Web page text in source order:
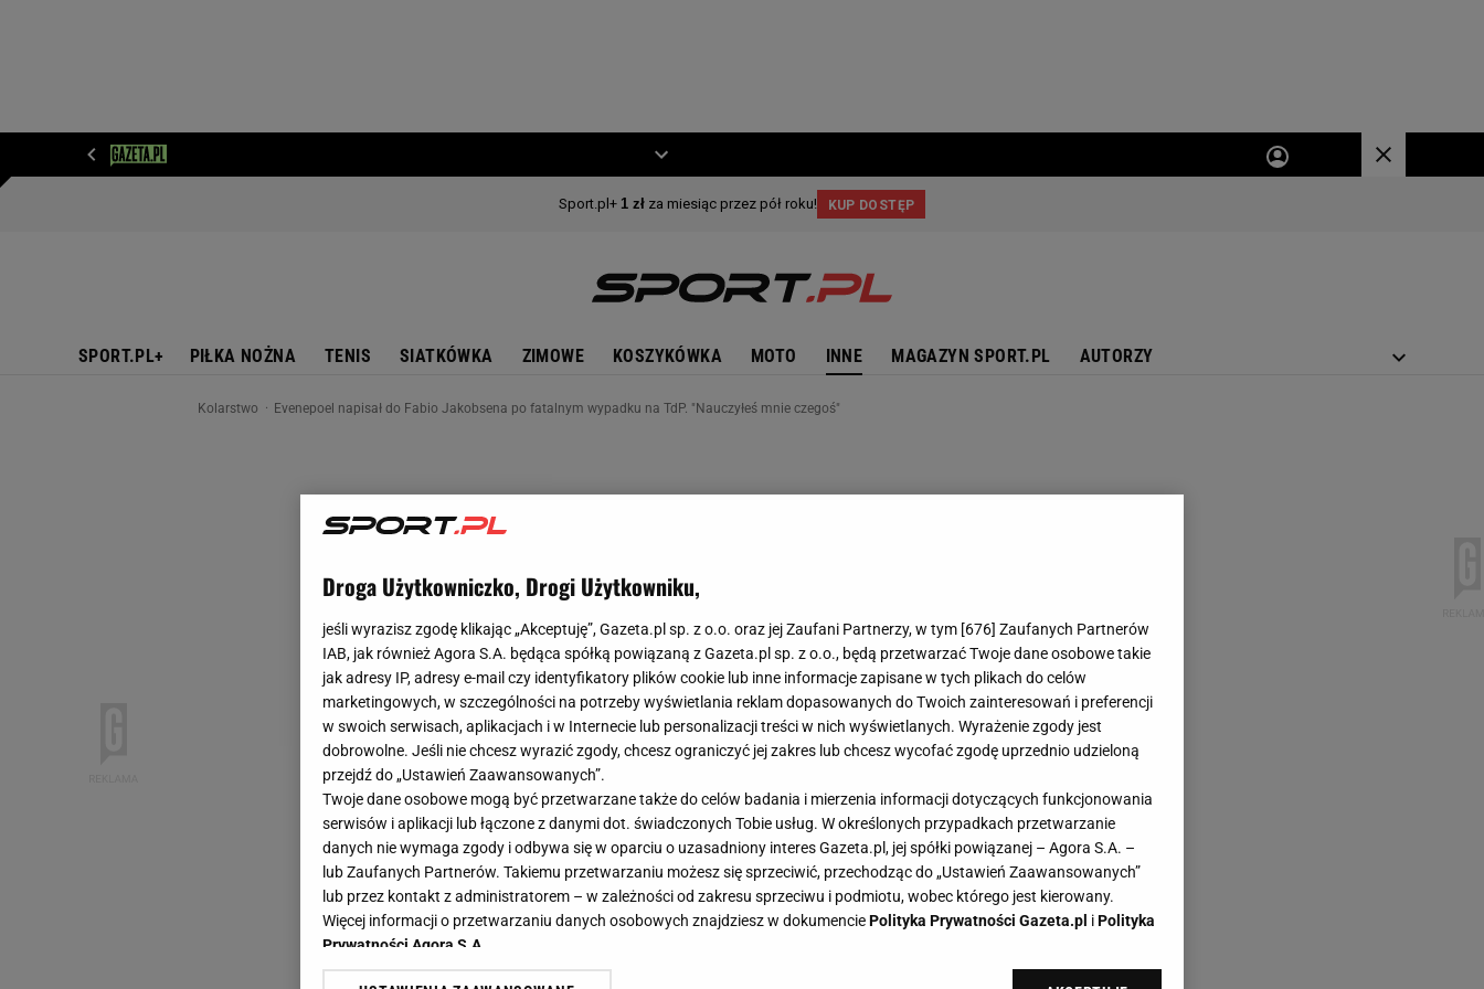
SPORT.PL+ PIŁKA NOŻNA TENIS SIATKÓWKA ZIMOWE KOSZYKÓWKA MOTO INNE MAGAZYN SPORT.PL AUTORZY
Kolarstwo Evenepoel napisał do Fabio Jakobsena po fatalnym wypadku na TdP. "Nauczyłeś mnie czegoś"
Droga Użytkowniczko, Drogi Użytkowniku,
jeśli wyrazisz zgodę klikając „Akceptuję”, Gazeta.pl sp. z o.o. oraz jej Zaufani Partnerzy, w tym [676] Zaufanych Partnerów
IAB, jak również Agora S.A. będąca spółką powiązaną z Gazeta.pl sp. z o.o., będą przetwarzać Twoje dane osobowe takie
jak adresy IP, adresy e-mail czy identyfikatory plików cookie lub inne informacje zapisane w tych plikach do celów
marketingowych, w szczególności na potrzeby wyświetlania reklam dopasowanych do Twoich zainteresowań i preferencji
w swoich serwisach, aplikacjach i w Internecie lub personalizacji treści w nich wyświetlanych. Wyrażenie zgody jest
dobrowolne. Jeśli nie chcesz wyrazić zgody, chcesz ograniczyć jej zakres lub chcesz wycofać zgodę uprzednio udzieloną
przejdź do „Ustawień Zaawansowanych”.
Twoje dane osobowe mogą być przetwarzane także do celów badania i mierzenia informacji dotyczących funkcjonowania
serwisów i aplikacji lub łączone z danymi dot. świadczonych Tobie usług. W określonych przypadkach przetwarzanie
danych nie wymaga zgody i odbywa się w oparciu o uzasadniony interes Gazeta.pl, jej spółki powiązanej – Agora S.A. –
lub Zaufanych Partnerów. Takiemu przetwarzaniu możesz się sprzeciwić, przechodząc do „Ustawień Zaawansowanych”
lub przez kontakt z administratorem – w zależności od zakresu sprzeciwu i podmiotu, wobec którego jest kierowany.
Więcej informacji o przetwarzaniu danych osobowych znajdziesz w dokumenciePolityka Prywatności Gazeta.pl iPolityka
Prywatności Agora S.A.